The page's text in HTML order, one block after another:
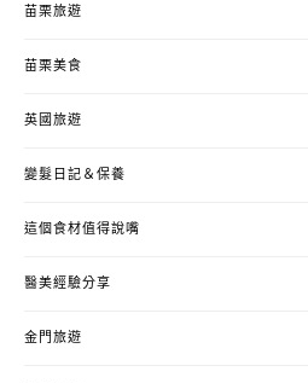
苗栗旅遊
苗栗美食
英國旅遊
變髮日記＆保養
這個食材值得說嘴
醫美經驗分享
金門旅遊